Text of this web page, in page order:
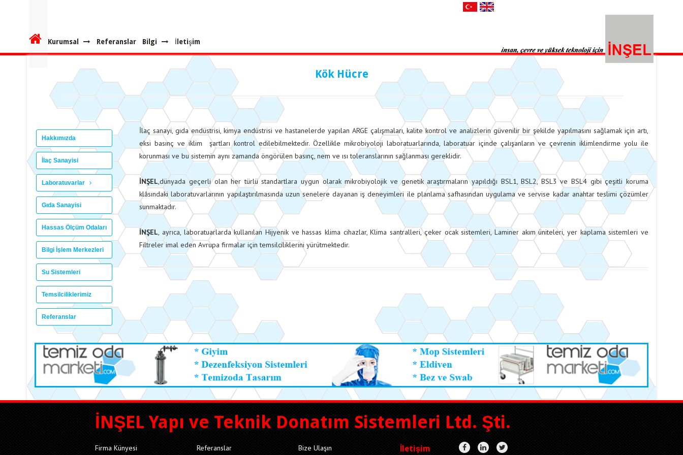
Kurumsal Referanslar Bilgi İletişim
Kök Hücre
Hakkımızda
İlaç Sanayisi
Laboratuvarlar
Gıda Sanayisi
Hassas Ölçüm Odaları
Bilgi İşlem Merkezleri
Su Sistemleri
Temsilciliklerimiz
Referanslar
İlaç sanayi, gıda endüstrisi, kimya endüstrisi ve hastanelerde yapılan ARGE çalışmaları, kalite kontrol ve analizlerin güvenilir bir şekilde yapılmasını sağlamak için artı,
eksi basınç ve iklim şartları kontrol edilebilmektedir. Özellikle mikrobiyoloji laboratuarlarında, laboratuar içinde çalışanların ve çevrenin iklimlendirme yolu ile
korunması ve bu sistemin aynı zamanda öngörülen basınç, nem ve ısı toleranslarının sağlanması gereklidir.
İNŞEL,dünyada geçerli olan her türlü standartlara uygun olarak mikrobiyolojik ve genetik araştırmaların yapıldığı BSL1, BSL2, BSL3 ve BSL4 gibi çeşitli koruma
klâsındaki laboratuvarlarının yapılaştırılmasında uzun senelere dayanan iş deneyimleri ile planlama safhasından uygulama ve servise kadar anahtar teslimi çözümler
sunmaktadır.
İNŞEL, ayrıca, laboratuarlarda kullanılan Hijyenik ve hassas klima cihazlar, Klima santralleri, çeker ocak sistemleri, Laminer akım üniteleri, yer kaplama sistemleri ve
Filtreler imal eden Avrupa firmalar için temsilciliklerini yürütmektedir.
İNŞEL Yapı ve Teknik Donatım Sistemleri Ltd. Şti.
Firma Künyesi Referanslar Bize Ulaşın İletişim